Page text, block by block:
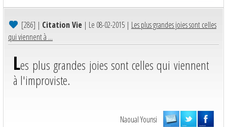
[286] | Citation Vie | Le 08-02-2015 | Les plus grandes joies sont celles
qui viennent à ...
Les plus grandes joies sont celles qui viennent
à l'improviste.
Naoual Younsi